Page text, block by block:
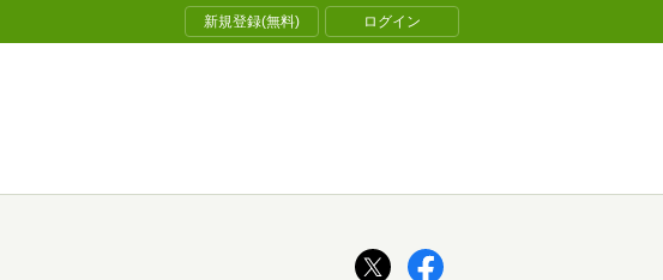
新規登録(無料) ログイン